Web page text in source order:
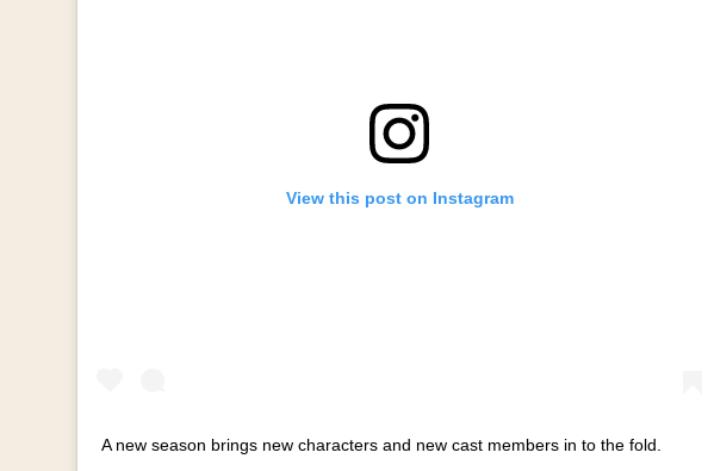
View this post on Instagram
A new season brings new characters and new cast members in to the fold.